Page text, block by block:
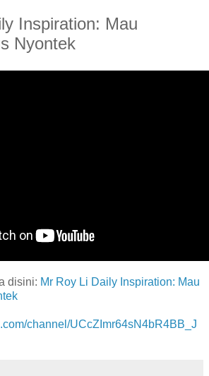
Inspiration: Mau
Nyontek
disini: Mr Roy Li Daily Inspiration: Mau
channel/UCcZImr64sN4bR4BB_J